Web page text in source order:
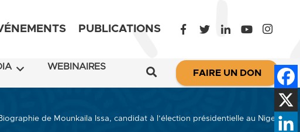
PUBLICATIONS
WEBINAIRES
FAIRE UN DON
de Mounkaila Issa, candidat à l’élection présidentielle au Niger